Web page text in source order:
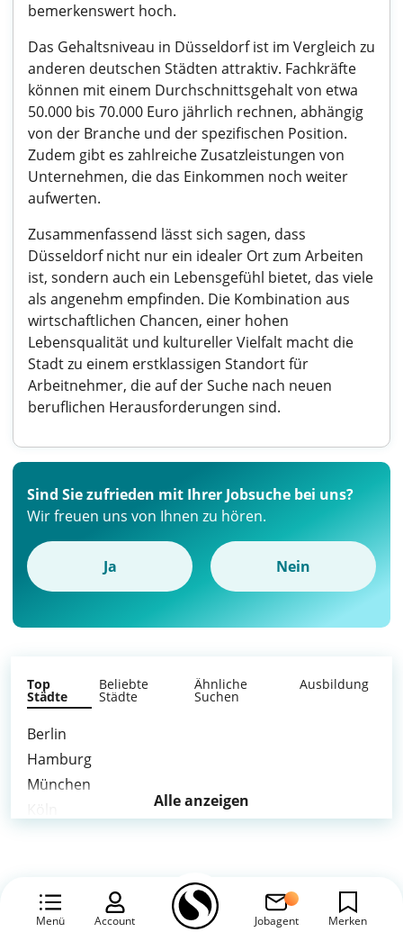
bemerkenswert hoch.
Das Gehaltsniveau in Düsseldorf ist im Vergleich zu
anderen deutschen Städten attraktiv. Fachkräfte
können mit einem Durchschnittsgehalt von etwa
50.000 bis 70.000 Euro jährlich rechnen, abhängig
von der Branche und der spezifischen Position.
Zudem gibt es zahlreiche Zusatzleistungen von
Unternehmen, die das Einkommen noch weiter
aufwerten.
Zusammenfassend lässt sich sagen, dass
Düsseldorf nicht nur ein idealer Ort zum Arbeiten
ist, sondern auch ein Lebensgefühl bietet, das viele
als angenehm empfinden. Die Kombination aus
wirtschaftlichen Chancen, einer hohen
Lebensqualität und kultureller Vielfalt macht die
Stadt zu einem erstklassigen Standort für
Arbeitnehmer, die auf der Suche nach neuen
beruflichen Herausforderungen sind.
Menü Account Jobagent Merken
Sind Sie zufrieden mit Ihrer Jobsuche bei uns?
Wir freuen uns von Ihnen zu hören.
Ja Nein
Top
Städte
Beliebte
Städte
Ähnliche
Suchen
Ausbildung
Berlin
Hamburg
München
Dortmund
Alle anzeigen